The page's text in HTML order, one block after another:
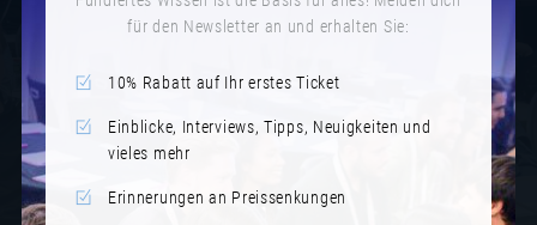
PREVIEWS (RÜCKBLICK)
für den Newsletter an und erhalten Sie:
10% Rabatt auf Ihr erstes Ticket
Einblicke, Interviews, Tipps, Neuigkeiten und
vieles mehr
Erinnerungen an Preissenkungen